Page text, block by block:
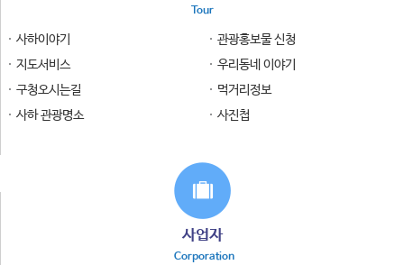
Tour
사하이야기
관광홍보물 신청
지도서비스
우리동네 이야기
구청오시는길
먹거리정보
사하 관광명소
사진첩
사업자
Corporation